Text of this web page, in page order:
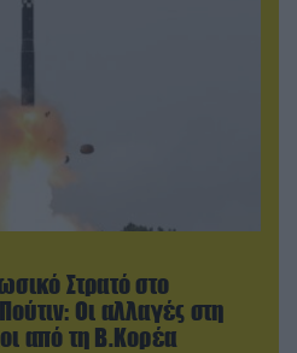
Στρατό στο
Οι αλλαγές στη
από τη Β.Κορέα